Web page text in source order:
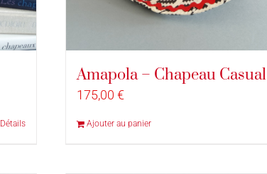
Détails
Amapola – Chapeau Casual
175,00€
Ajouter au panier